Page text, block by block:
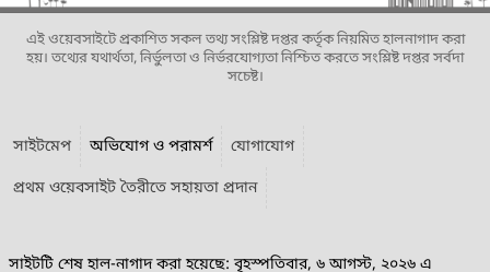
এই ওয়েবসাইটে প্রকাশিত সকল তথ্য সংশ্লিষ্ট দপ্তর কর্তৃক নিয়মিত হালনাগাদ করা
হয়। তথ্যের যথার্থতা, নির্ভুলতা ও নির্ভরযোগ্যতা নিশ্চিত করতে সংশ্লিষ্ট দপ্তর সর্বদা
সচেষ্ট।
সাইটমেপ অভিযোগ ও পরামর্শ
যোগাযোগ
প্রথম ওয়েবসাইট তৈরীতে সহায়তা প্রদান
সাইটটি শেষ হাল-নাগাদ করা হয়েছে: বৃহস্পতিবার, ৬ আগস্ট, ২০২৬ এ